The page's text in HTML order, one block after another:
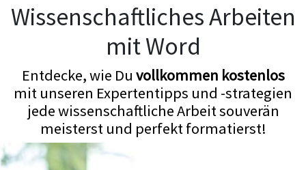
Wissenschaftliches Arbeiten
mit Word
Entdecke, wie Du vollkommen kostenlos
mit unseren Expertentipps und -strategien
jede wissenschaftliche Arbeit souverän
meisterst und perfekt formatierst!